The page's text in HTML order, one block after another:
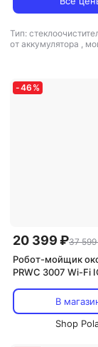
Тип:
от аккумулятора ,
-46 %
20 399 ₽37 599
Робот-мойщик
PRWC 3007 Wi-Fi
В
Shop